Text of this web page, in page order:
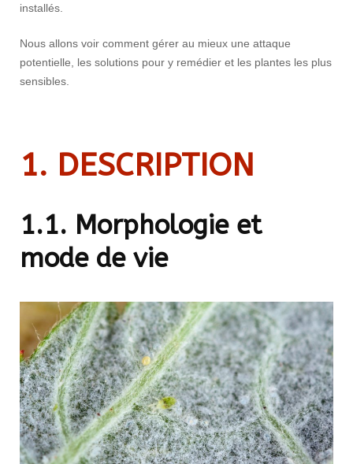
installés.
Nous allons voir comment gérer au mieux une attaque
potentielle, les solutions pour y remédier et les plantes les plus
sensibles.
1. DESCRIPTION
1.1. Morphologie et
mode de vie